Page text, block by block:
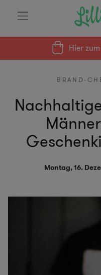
Hier
BRAND-
Montag, 16.